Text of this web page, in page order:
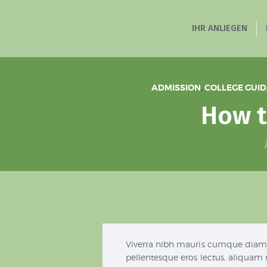
IHR ANLIEGEN
ADMISSION,COLLEGE
How
Viverra nibh mauris cumque
pellentesque eros lectus,